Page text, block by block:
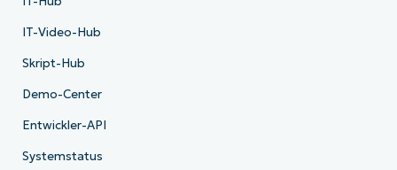
IT-Video-Hub
Skript-Hub
Demo-Center
Entwickler-API
Systemstatus